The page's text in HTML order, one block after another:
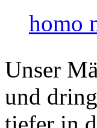
homo
Unser
und